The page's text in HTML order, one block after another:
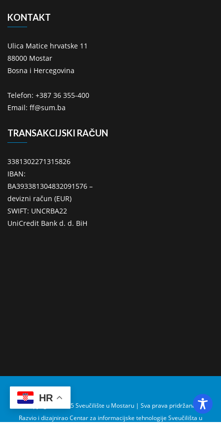
KONTAKT
Ulica Matice hrvatske 11
88000 Mostar
Bosna i Hercegovina
Telefon: +387 36 355-400
Email: ff@sum.ba
TRANSAKCIJSKI RAČUN
3381302271315826
IBAN:
BA393381304832091576 –
devizni račun (EUR)
SWIFT: UNCRBA22
UniCredit Bank d. d. BiH
Copyright © 2025 Sveučilište u Mostaru | Sva prava pridržana
Razvio i dizajnirao Centar za informacijske tehnologije Sveučilišta u
HR